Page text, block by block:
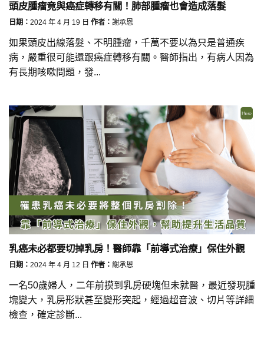
頭皮腫瘤竟與癌症轉移有關！肺部腫瘤也會造成落髮
日期： 2024 年 4 月 19 日 作者： 謝承恩
如果頭皮出線落髮、不明腫瘤，千萬不要以為只是普通疾
病，嚴重很可能還跟癌症轉移有關。醫師指出，有病人因為
有長期咳嗽問題，發...
乳癌未必都要切掉乳房！醫師靠「前導式治療」保住外觀
日期： 2024 年 4 月 12 日 作者： 謝承恩
一名50歲婦人，二年前摸到乳房硬塊但未就醫，最近發現腫
塊變大，乳房形狀甚至變形突起，經過超音波、切片等詳細
檢查，確定診斷...